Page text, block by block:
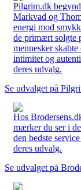
Pilgrim.dk
Markvad og
energi mod
de primært solgte
mennesker
intimitet og
deres udvalg.
Se udvalget på
Hos
mærker du ser i
den bedste
deres udvalg.
Se udvalget på